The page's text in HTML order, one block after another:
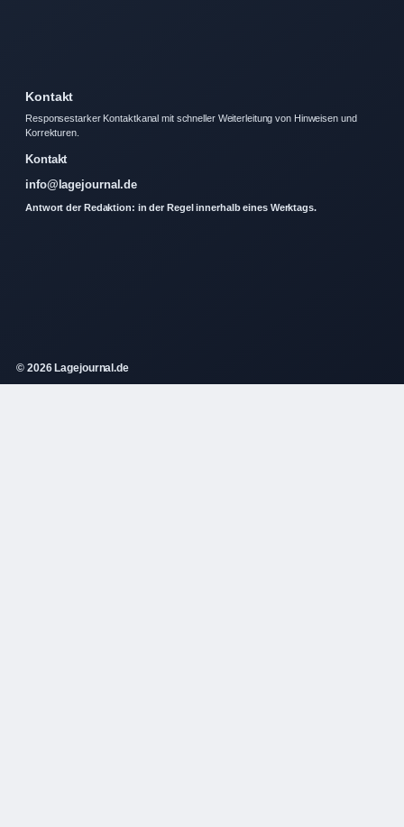
Kontakt
Responsestarker Kontaktkanal mit schneller Weiterleitung von Hinweisen und
Korrekturen.
Kontakt
info@lagejournal.de
Antwort der Redaktion: in der Regel innerhalb eines Werktags.
© 2026 Lagejournal.de